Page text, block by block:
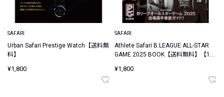
SAFARI
Urban Safari Prestige Watch【送料無
料】
¥1,800
SAFARI
Athlete Safari B.LEAGUE ALL-STAR
GAME 2025 BOOK【送料無料】【1月
¥1,800